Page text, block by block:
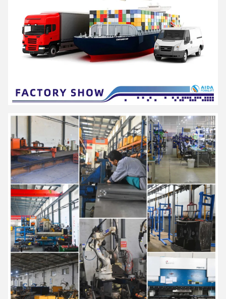
হুনান প্রদেশের শিল্প, "চ্যাংশা শহরে স্মার্ট ম্যানুফ্যাকচারিং এর প্রদর্শনী উদ্যোগ", "হুনান
এন্টারপ্রাইজ"
টেকনোলজি সেন্টার".
"শক্তি সঞ্চয়, পরিবেশ সুরক্ষা, উচ্চ দক্ষতা এবং বুদ্ধিমত্তা" হল এআইডিএ পণ্যগুলির নকশা
ধারণা এবং এটি
ইনট্রালজিস্টিকের জন্য স্মার্ট ডিজিটাল বিশেষজ্ঞ হওয়ার প্রতিশ্রুতিবদ্ধ।